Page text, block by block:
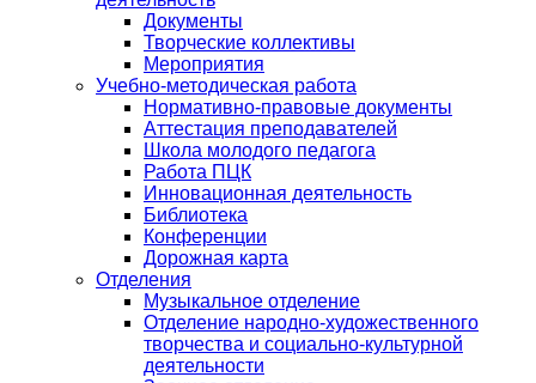
Документы
Творческие коллективы
Мероприятия
Учебно-методическая работа
Нормативно-правовые документы
Аттестация преподавателей
Школа молодого педагога
Работа ПЦК
Инновационная деятельность
Библиотека
Конференции
Дорожная карта
Отделения
Музыкальное отделение
Отделение народно-художественного
творчества и социально-культурной
деятельности